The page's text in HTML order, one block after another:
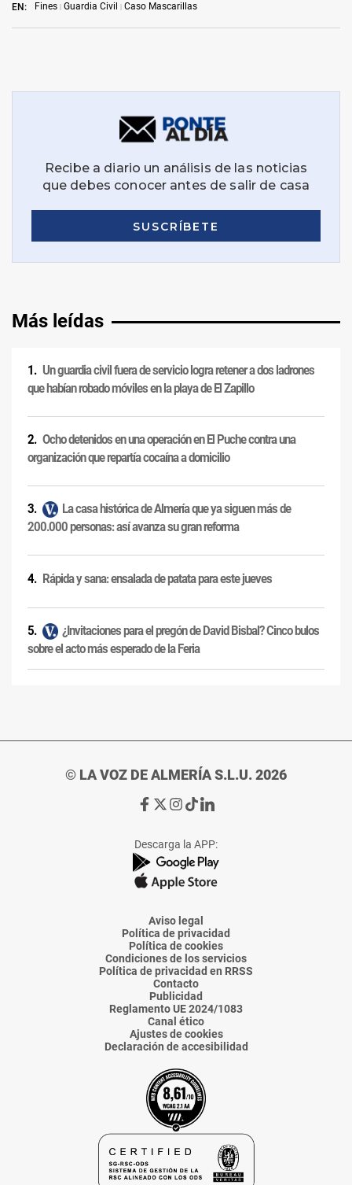
EN: Fines Guardia Civil Caso Mascarillas
Más leídas
Un guardia civil fuera de servicio logra retener a dos ladrones
que habían robado móviles en la playa de El Zapillo
Ocho detenidos en una operación en El Puche contra una
organización que repartía cocaína a domicilio
La casa histórica de Almería que ya siguen más de
200.000 personas: así avanza su gran reforma
Rápida y sana: ensalada de patata para este jueves
¿Invitaciones para el pregón de David Bisbal? Cinco bulos
sobre el acto más esperado de la Feria
© LA VOZ DE ALMERÍA S.L.U. 2026
Ir
de
La
Voz
Almería
Ir
de
La
Voz
Almería
Ir
de
La
Voz
Almería
Ir
de
La
Voz
Almería
Ir
de
La
Voz
Descarga la APP:
Aviso legal
Política de privacidad
Política de cookies
Condiciones de los servicios
Política de privacidad en RRSS
Contacto
Publicidad
Reglamento UE 2024/1083
Canal ético
Ajustes de cookies
Declaración de accesibilidad